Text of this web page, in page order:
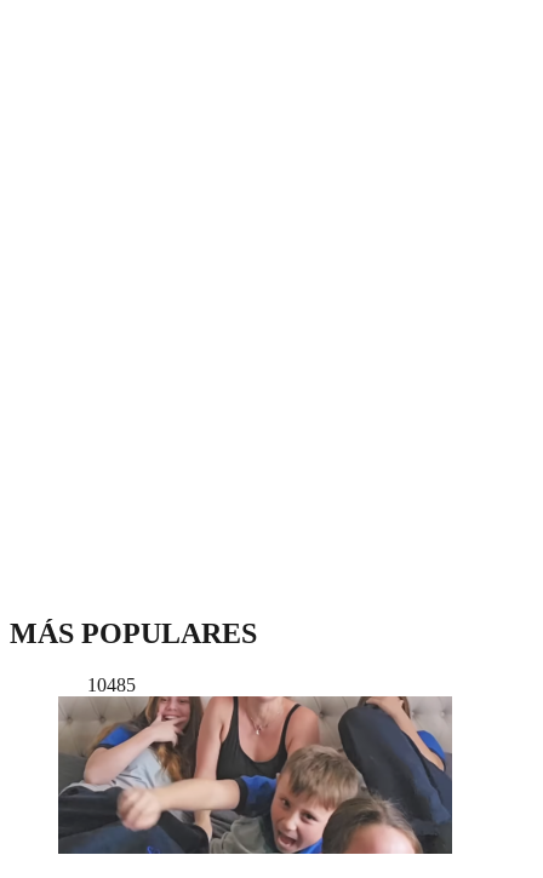
MÁS POPULARES
10485